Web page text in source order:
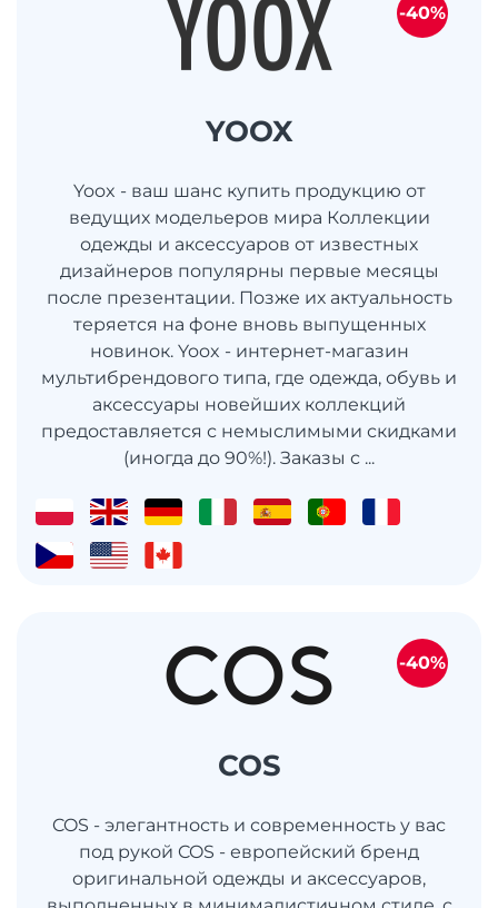
YOOX
Yoox - ваш шанс купить продукцию от
ведущих модельеров мира Коллекции
одежды и аксессуаров от известных
дизайнеров популярны первые месяцы
после презентации. Позже их актуальность
теряется на фоне вновь выпущенных
новинок. Yoox - интернет-магазин
мультибрендового типа, где одежда, обувь и
аксессуары новейших коллекций
предоставляется с немыслимыми скидками
(иногда до 90%!). Заказы с ...
-40%
COS
COS - элегантность и современность у вас
под рукой COS - европейский бренд
оригинальной одежды и аксессуаров,
-40%